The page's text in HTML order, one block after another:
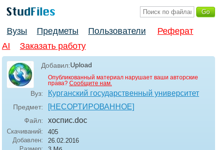
Вузы Предметы Пользователи
Реферат
AI
Заказать работу
Добавил:Upload
Опубликованный материал нарушает ваши авторские
права? Сообщите нам.
Вуз: Курганский государственный университет
Предмет: [НЕСОРТИРОВАННОЕ]
Файл: хоспис.doc
Скачиваний:
405
Добавлен:
26.02.2016